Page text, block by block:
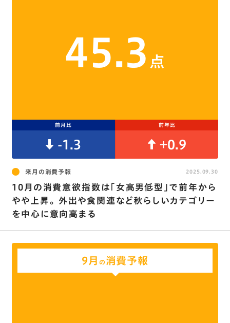
45.3 点
前月比 前年比
-1.3 +0.9
来月の消費予報
10月の消費意欲指数は｢女高男低型｣で前年から
やや上昇。 外出や食関連など秋らしいカテゴリー
を中心に意向高まる
2025.09.30
9月 の消費予報